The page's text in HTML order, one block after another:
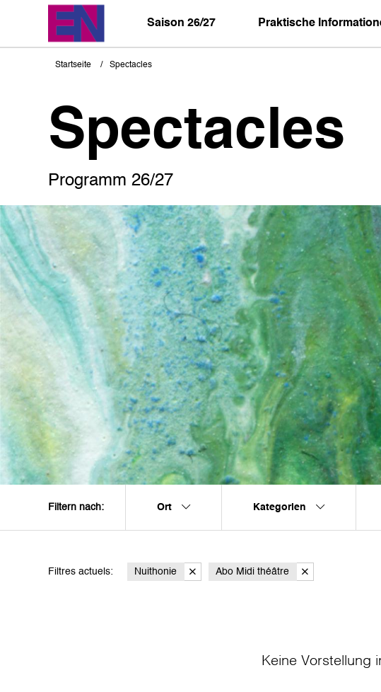
Saison 26/27 Praktische
Pfadnavigation
Startseite Spectacles
Spectacles
Programm 26/27
Filtern nach: Ort Kategorien
Filtres actuels: Nuithonie Abo Midi théâtre
Keine Vorstellung